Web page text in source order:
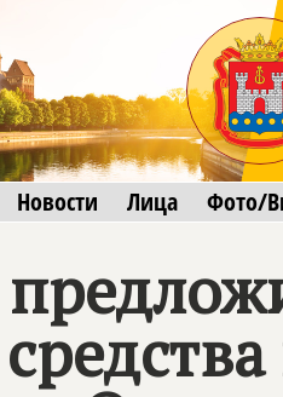
Новости Лица Фото/